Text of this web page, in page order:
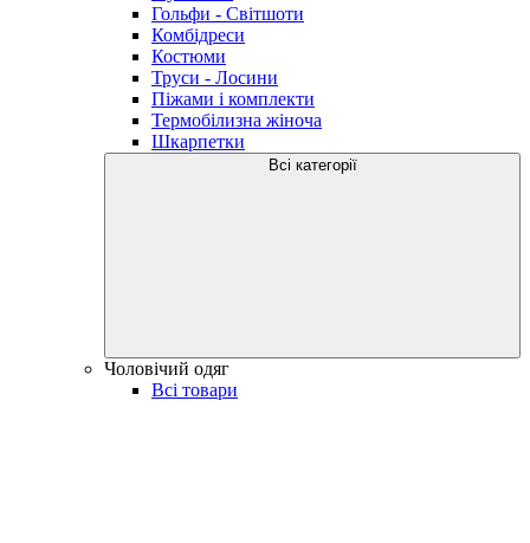
Гольфи - Світшоти
Комбідреси
Костюми
Труси - Лосини
Піжами і комплекти
Термобілизна жіноча
Шкарпетки
Всі категорії
Чоловічий одяг
Всі товари